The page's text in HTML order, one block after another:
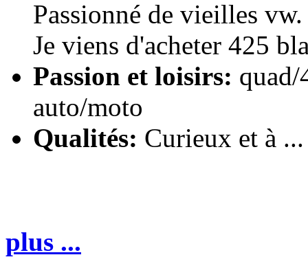
Passionné de vieilles vw.
Je viens d'acheter 425
Passion et loisirs:
auto/moto
Qualités: Curieux et à ...
plus ...